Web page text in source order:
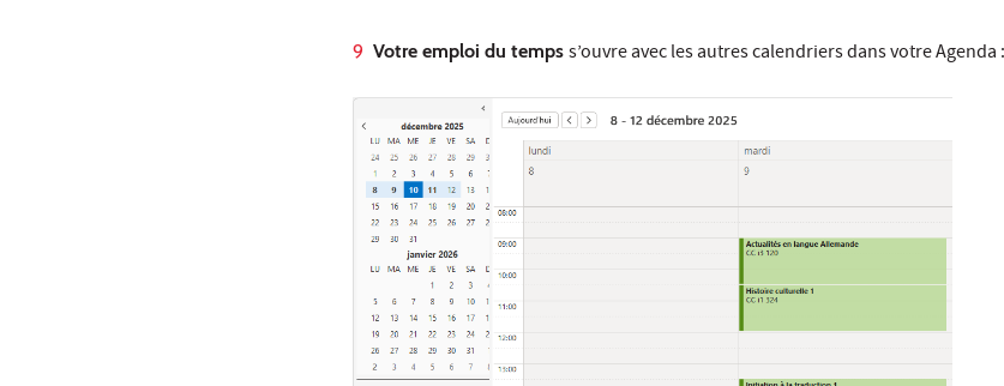
Votre emploi du temps s’ouvre avec les autres calendriers dans votre Agenda :